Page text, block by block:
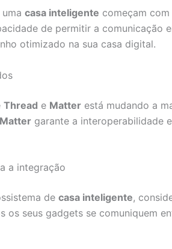
casa inteligente começam
de permitir a comunicação
otimizado na sua casa digital.
Thread e Matter está mudando a
Matter garante a interoperabilidade
a integração
de casa inteligente,
os seus gadgets se comuniquem